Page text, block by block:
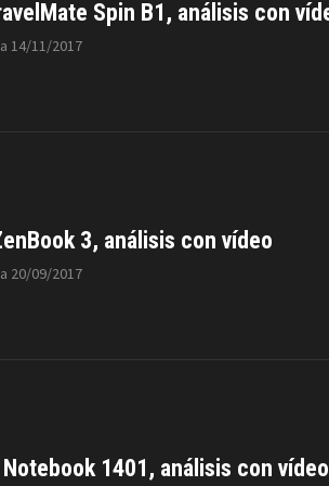
Spin B1, análisis con
14/11/2017
3, análisis con vídeo
20/09/2017
Notebook 1401, análisis con vídeo